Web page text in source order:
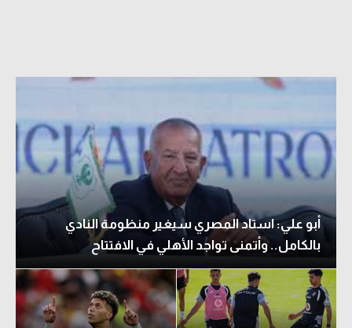
أبو علي: استاد المصري سيغير منظومة النادي
بالكامل.. وأتمنى تواجد الأهلي في الافتتاح